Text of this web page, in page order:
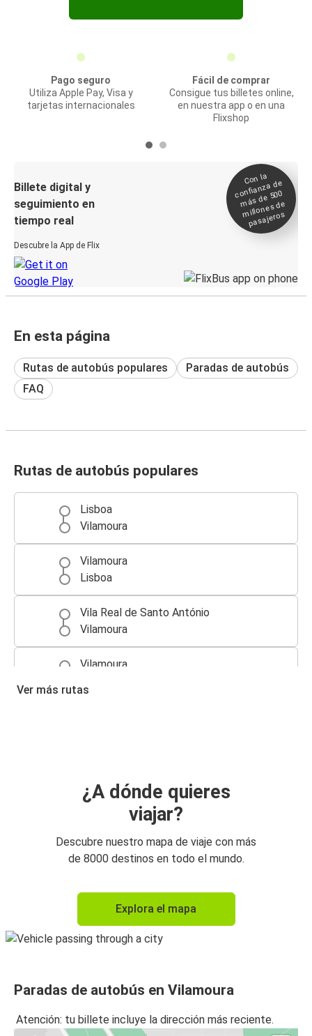
Pago seguro
Utiliza Apple Pay, Visa y
tarjetas internacionales
Fácil de comprar
Consigue tus billetes online,
en nuestra app o en una
Flixshop
Billete digital y
seguimiento en
tiempo real
Descubre la App de Flix
Con la
confianza de
más de 500
millones de
pasajeros
En esta página
Rutas de autobús populares
Paradas de autobús
FAQ
Rutas de autobús populares
Lisboa
Vilamoura
Vilamoura
Lisboa
Vila Real de Santo António
Vilamoura
Vilamoura
Ver más rutas
¿A dónde quieres
viajar?
Descubre nuestro mapa de viaje con más
de 8000 destinos en todo el mundo.
Explora el mapa
Paradas de autobús en Vilamoura
Atención: tu billete incluye la dirección más reciente.